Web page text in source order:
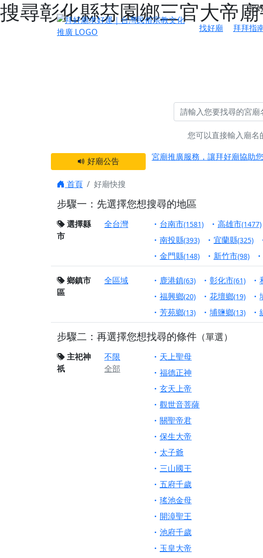
搜尋彰化縣芬園鄉三官大帝 您
找好廟
拜拜指
您可以直接輸入廟名
好廟公告
感謝 【新竹縣新豐鄉 池和宮
宮廟推廣服務，讓拜好廟協助
【台北北投 唭哩岸慈生宮】慶
【屏東縣獅子鄉 楓港清華山
終追遠、廣植福田
【桃園市 桃園蓮華寺】盂蘭
願平安順遂的慈悲心意。
【桃園龜山 慈恩宮】丙午年梁
【新北貢寮 南極玉明殿】中
下善緣。
【桃園慈善宮(天公廟)】中元
是「超級加倍」！
【台北北投 福慶宮】慶讚中元
【桃園龜山 慈恩宮】瑤池金母
【桃園龜山 慈恩宮】丙午年慶
【新北八里 紫德宮】丙午年中
【台北北投金虎爺會】父親節
【新北八里 紫德宮】父親節奉
【桃園新屋 深圳玄天宮】農曆
【桃園新屋 深圳玄天宮】七娘
【桃園慈善宮(天公廟)】虎爺
歡迎友廟長官、小編加入我們
歡迎信眾分享您前往廟宇的參
首頁 好廟快搜
步驟一：先選擇您想搜尋的地區
選擇縣
市
全台灣 台南市(1581) 高雄市(1477)
南投縣(393) 宜蘭縣(325)
金門縣(148) 新竹市(98)
鄉鎮市
區
全區域 鹿港鎮(63) 彰化市(61)
福興鄉(20) 花壇鄉(19)
芳苑鄉(13) 埔鹽鄉(13)
步驟二：再選擇您想找尋的條件 （單選）
主祀神
祇
不限
全部
天上聖母
福德正神
玄天上帝
觀世音菩薩
關聖帝君
保生大帝
太子爺
三山國王
五府千歲
瑤池金母
開漳聖王
池府千歲
玉皇大帝